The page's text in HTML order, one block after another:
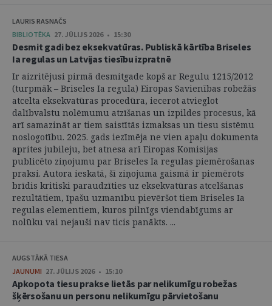
LAURIS RASNAČS
BIBLIOTĒKA 27. JŪLIJS 2026 • 15:30
Desmit gadi bez eksekvatūras. Publiskā kārtība Briseles
Ia regulas un Latvijas tiesību izpratnē
Ir aizritējusi pirmā desmitgade kopš ar Regulu 1215/2012
(turpmāk – Briseles Ia regula) Eiropas Savienības robežās
atcelta eksekvatūras procedūra, iecerot atvieglot
dalībvalstu nolēmumu atzīšanas un izpildes procesus, kā
arī samazināt ar tiem saistītās izmaksas un tiesu sistēmu
noslogotību. 2025. gads iezīmēja ne vien apaļu dokumenta
aprites jubileju, bet atnesa arī Eiropas Komisijas
publicēto ziņojumu par Briseles Ia regulas piemērošanas
praksi. Autora ieskatā, šī ziņojuma gaismā ir piemērots
brīdis kritiski paraudzīties uz eksekvatūras atcelšanas
rezultātiem, īpašu uzmanību pievēršot tiem Briseles Ia
regulas elementiem, kuros pilnīgs viendabīgums ar
nolūku vai nejauši nav ticis panākts. ...
AUGSTĀKĀ TIESA
JAUNUMI 27. JŪLIJS 2026 • 15:10
Apkopota tiesu prakse lietās par nelikumīgu robežas
šķērsošanu un personu nelikumīgu pārvietošanu